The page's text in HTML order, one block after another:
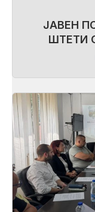
ЈАВЕН
ШТЕТИ